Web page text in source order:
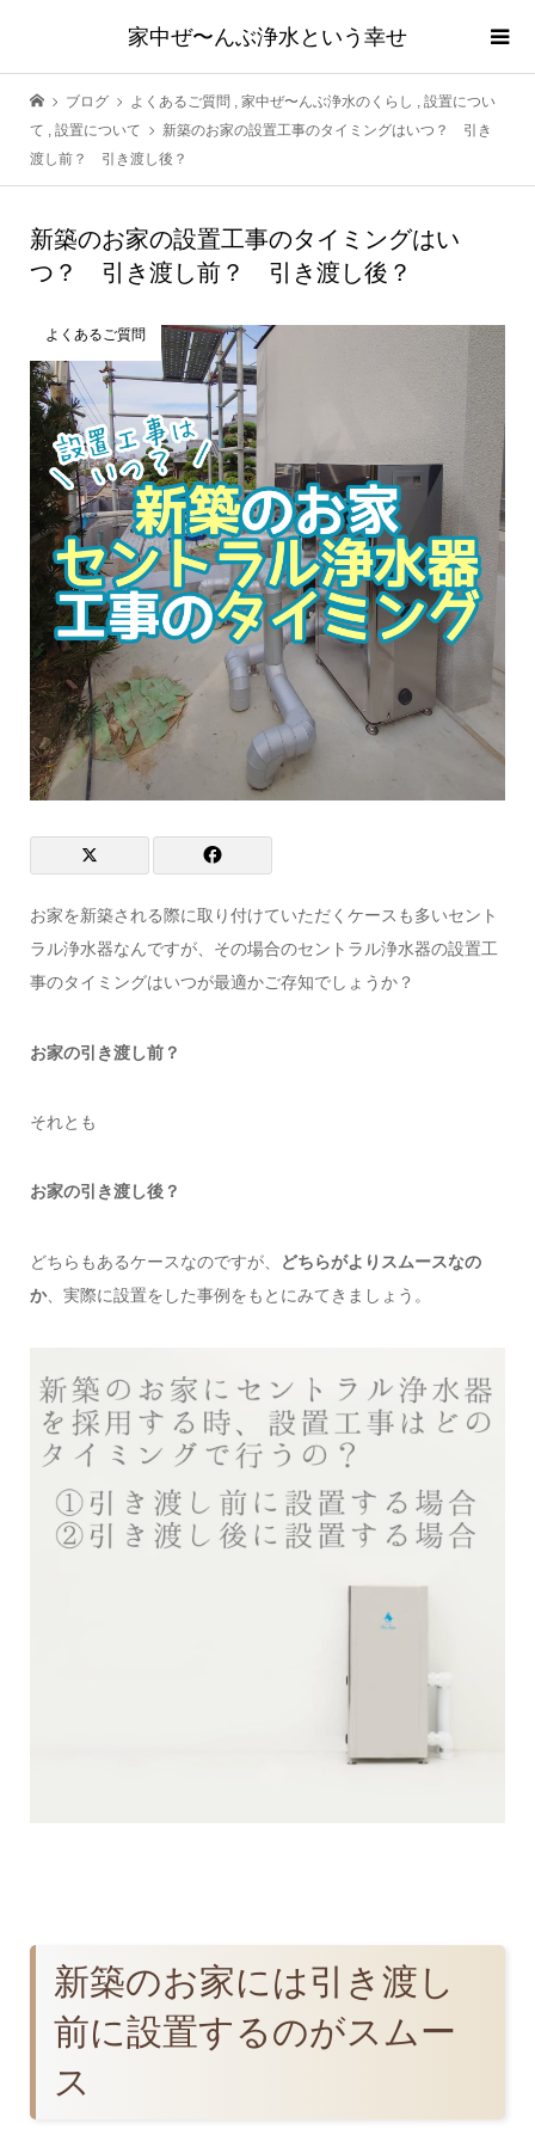
家中ぜ〜んぶ浄水という幸せ
ブログ よくあるご質問 , 家中ぜ〜んぶ浄水のくらし , 設置につい
て , 設置について
新築のお家の設置工事のタイミングはいつ？ 引き
渡し前？ 引き渡し後？
新築のお家の設置工事のタイミングはい
つ？ 引き渡し前？ 引き渡し後？
よくあるご質問
お家を新築される際に取り付けていただくケースも多いセント
ラル浄水器なんですが、その場合のセントラル浄水器の設置工
事のタイミングはいつが最適かご存知でしょうか？
お家の引き渡し前？
それとも
お家の引き渡し後？
どちらもあるケースなのですが、
どちらがよりスムースなの
か、実際に設置をした事例をもとにみてきましょう。
新築のお家には引き渡し
前に設置するのがスムー
ス